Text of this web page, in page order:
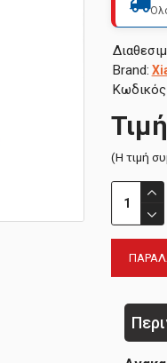
Brand:
(H τιμή